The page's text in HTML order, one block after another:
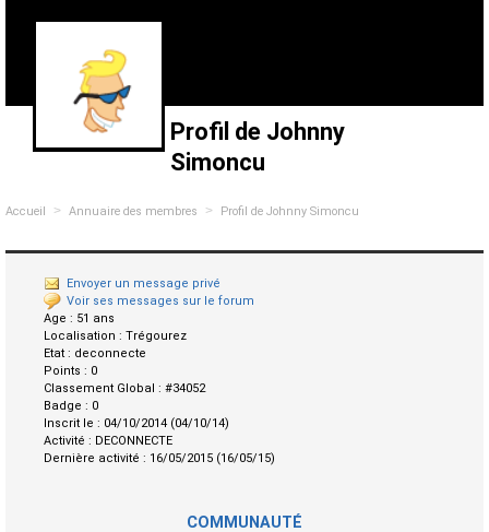
Profil de Johnny
Simoncu
Accueil > Annuaire des membres > Profil de Johnny Simoncu
Envoyer un message privé
Voir ses messages sur le forum
Age : 51 ans
Localisation : Trégourez
Etat : deconnecte
Points : 0
Classement Global : #34052
Badge : 0
Inscrit le : 04/10/2014 (04/10/14)
Activité : DECONNECTE
Dernière activité : 16/05/2015 (16/05/15)
COMMUNAUTÉ